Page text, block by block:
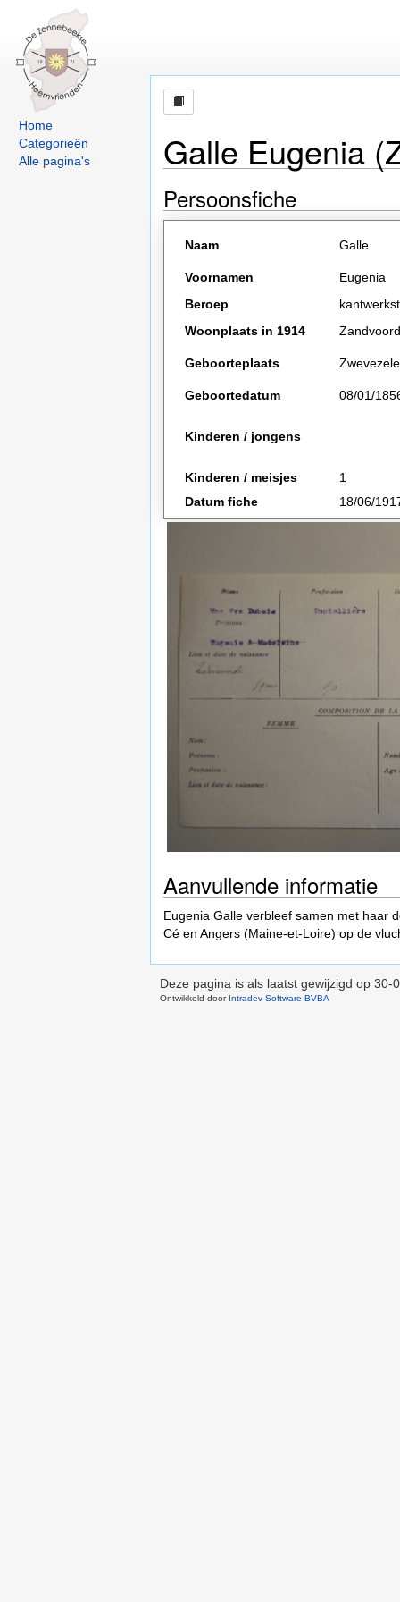
Home
Categorieën
Alle pagina's
Galle Eugenia
Persoonsfiche
Naam Galle
Voornamen
Eugenia
Beroep
Woonplaats in 1914
Geboorteplaats Zwevezele
Geboortedatum 08/01/
Kinderen / jongens
Kinderen / meisjes
1
Datum fiche
18/06/
Aanvullende informatie
Eugenia Galle verbleef samen met haar
Cé en Angers (Maine-et-Loire) op de
Deze pagina is als laatst gewijzigd op 30-
Ontwikkeld door Intradev Software BVBA